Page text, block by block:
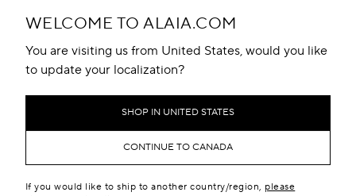
WELCOME TO ALAIA.COM
You are visiting us from United States, would you like
to update your localization?
SHOP IN UNITED STATES
CONTINUE TO CANADA
If you would like to ship to another country/region, please